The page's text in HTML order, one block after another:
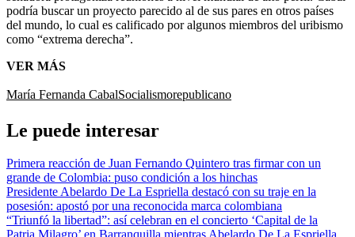
podría buscar un proyecto parecido al de sus pares en otros países
del mundo, lo cual es calificado por algunos miembros del uribismo
como “extrema derecha”.
VER MÁS
María Fernanda CabalSocialismorepublicano
Le puede interesar
Primera reacción de Juan Fernando Quintero tras firmar con un
grande de Colombia: puso condición a los hinchas
Presidente Abelardo De La Espriella destacó con su traje en la
posesión: apostó por una reconocida marca colombiana
“Triunfó la libertad”: así celebran en el concierto ‘Capital de la